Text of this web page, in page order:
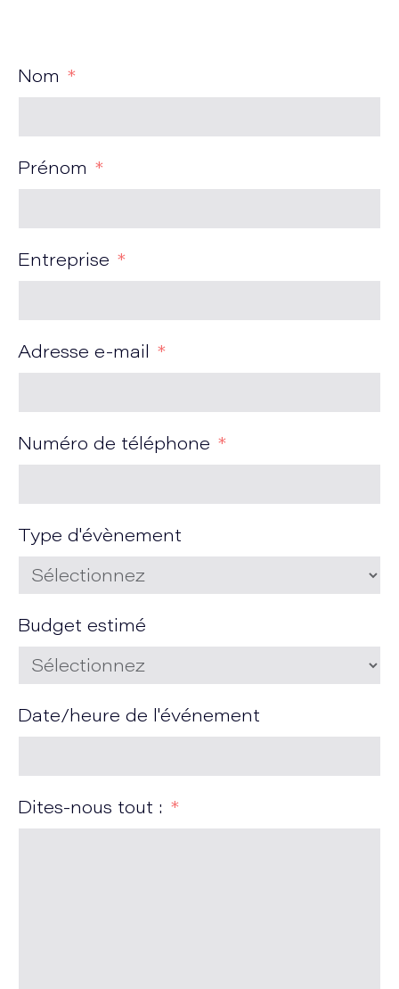
Nom
Prénom
Entreprise
Adresse e-mail
Numéro de téléphone
Type d'évènement
Budget estimé
Date/heure de l'événement
Dites-nous tout :